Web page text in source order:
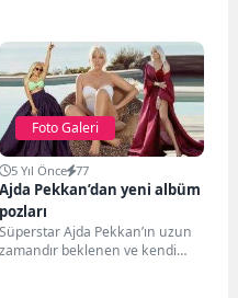
Foto Galeri
5 Yıl Önce 77
Ajda Pekkan’dan yeni albüm
pozları
Süperstar Ajda Pekkan’ın uzun
zamandır beklenen ve kendi